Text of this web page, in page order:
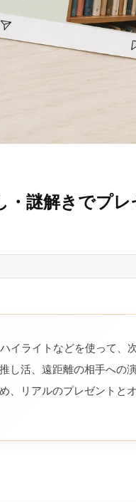
・謎解きでプ
イライトなどを使って、
し活、遠距離の相手への
、リアルのプレゼントと